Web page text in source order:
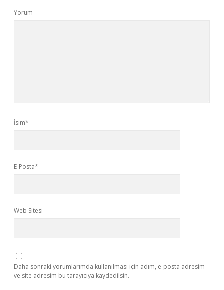
Yorum
İsim*
E-Posta*
Web Sitesi
Daha sonraki yorumlarımda kullanılması için adım, e-posta adresim
ve site adresim bu tarayıcıya kaydedilsin.